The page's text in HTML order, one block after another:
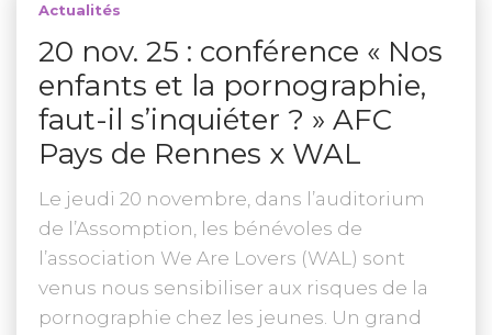
Actualités
20 nov. 25 : conférence « Nos
enfants et la pornographie,
faut-il s’inquiéter ? » AFC
Pays de Rennes x WAL
Le jeudi 20 novembre, dans l’auditorium
de l’Assomption, les bénévoles de
l’association We Are Lovers (WAL) sont
venus nous sensibiliser aux risques de la
pornographie chez les jeunes. Un grand